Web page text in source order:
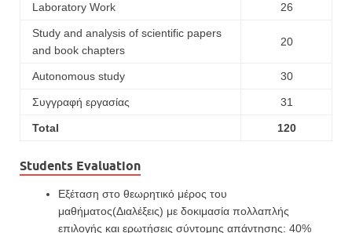
Laboratory Work 26
Study and analysis of scientific papers
and book chapters
20
Autonomous study 30
Συγγραφή εργασίας 31
Total 120
Students Evaluation
Εξέταση στο θεωρητικό μέρος του
μαθήματος(Διαλέξεις) με δοκιμασία πολλαπλής
επιλογής και ερωτήσεις σύντομης απάντησης: 40%